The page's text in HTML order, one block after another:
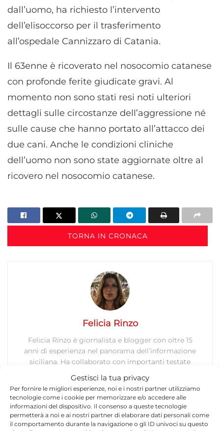
Gestisci la tua privacy
Per fornire le migliori esperienze, noi e i nostri partner utilizziamo
tecnologie come i cookie per memorizzare e/o accedere alle
informazioni del dispositivo. Il consenso a queste tecnologie
permetterà a noi e ai nostri partner di elaborare dati personali come
il comportamento durante la navigazione o gli ID univoci su questo
dall’uomo, ha richiesto l’intervento
dell’elisoccorso per il trasferimento
all’ospedale Cannizzaro di Catania.
Il 63enne è ricoverato nel nosocomio catanese
con profonde ferite giudicate gravi. Al
momento non sono stati resi noti ulteriori
dettagli sulle circostanze dell’aggressione né
sulle cause che hanno portato all’attacco dei
due cani. Anche le condizioni cliniche
dell’uomo non sono state aggiornate oltre al
ricovero nel nosocomio catanese.
TORNA IN CRONACA
Felicia Rinzo
Felicia Rinzo è giornalista e blogger con oltre 15
anni di esperienza nel panorama dell’informazione
siciliana. Ha collaborato con importanti testate
igiornalidisicilia.it e Giornale di Siracusa.
Fondatrice di quotidianosiracusa.it nel 2013, dal
gennaio 2014 è Direttore del Quotidiano di
Ragusa. Si occupa principalmente di cronaca
locale, politica siciliana, attualità, Salute e